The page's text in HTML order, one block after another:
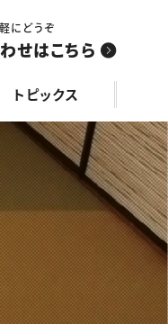
にどうぞ
せはこちら
トピックス